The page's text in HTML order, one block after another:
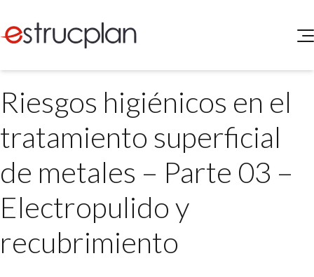
SERVICIOS
Higiene y Seguridad
Medio Ambiente
Legislación
NOVEDADES
INGRESAR
Portal de Clientes
Matriz Premium
Matriz Profesional
Riesgos higiénicos en el
tratamiento superficial
de metales – Parte 03 –
Electropulido y
recubrimiento